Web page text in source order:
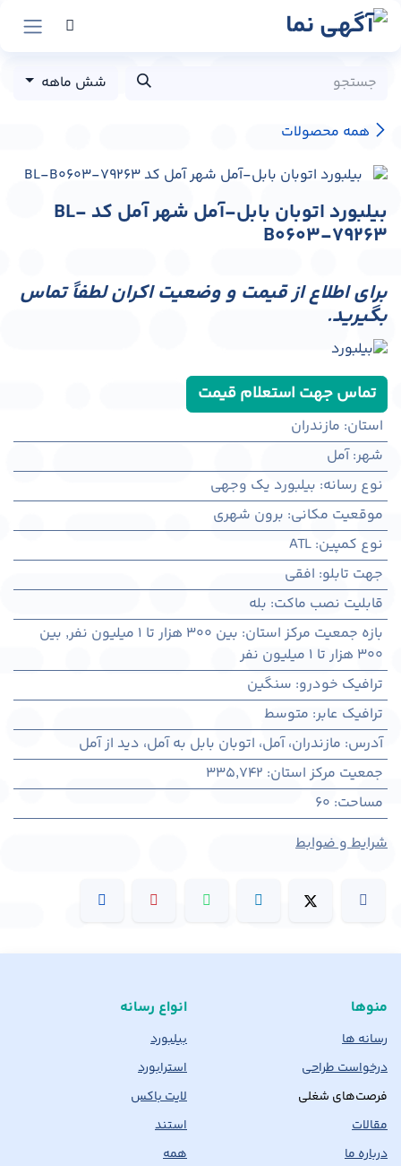
پرش به محتوا
همه محصولات
شش ماهه
بیلبورد اتوبان بابل-آمل شهر آمل کد BL-
B0603-79263
برای اطلاع از قیمت و وضعیت اکران لطفاً تماس
بگیرید.
تماس جهت استعلام قیمت
استان: مازندران
شهر:آمل
نوع رسانه: بیلبورد یک وجهی
موقعیت مکانی: برون شهری
نوع کمپین:
ATL
جهت تابلو: افقی
قابلیت نصب ماکت: بله
بازه جمعیت مرکز استان: بین ۳۰۰ هزار تا ۱ میلیون نفر , بین
۳۰۰ هزار تا ۱ میلیون نفر
ترافیک خودرو: سنگین
ترافیک عابر: متوسط
آدرس: مازندران، آمل، اتوبان بابل به آمل، دید از آمل
جمعیت مرکز استان:
335,742
مساحت:
60
شرایط و ضوابط
منوها
رسانه ها
درخواست طراحی
فرصت‌های شغلی
مقالات
درباره ما
انواع رسانه
بیلبورد
استرابورد
لایت باکس
استند
همه